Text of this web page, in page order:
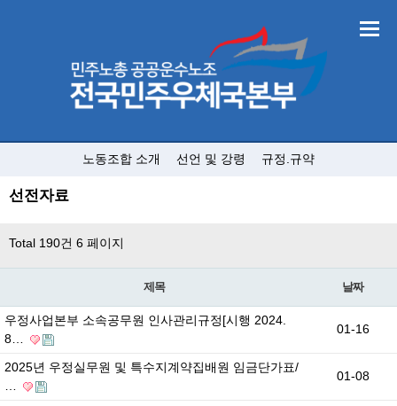
노동조합 소개 선언 및 강령 규정.규약
선전자료
Total 190건 6 페이지
제목 날짜
우정사업본부 소속공무원 인사관리규정[시행 2024.
8…
01-16
2025년 우정실무원 및 특수지계약집배원 임금단가표/
01-08